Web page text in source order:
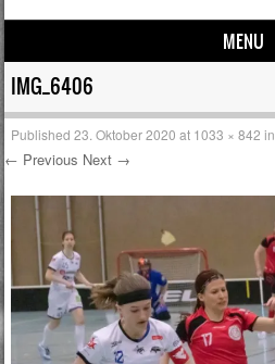
MENU
Skip to content
IMG_6406
Published23. Oktober 2020 at 1033 × 842 in
← Previous Next →